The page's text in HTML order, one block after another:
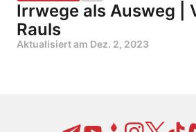
Irrwege als Ausweg |
Rauls
Aktualisiert am Dez. 2, 2023